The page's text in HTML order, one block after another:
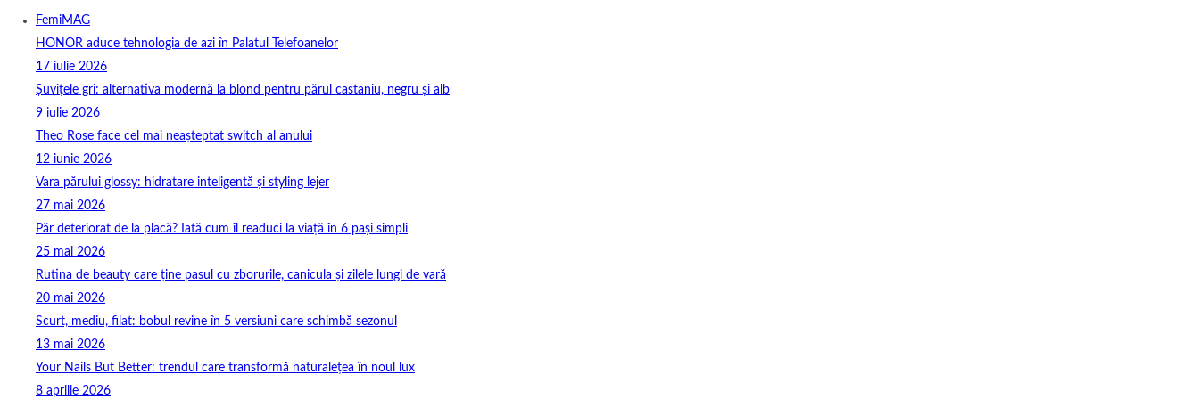
FemiMAG
HONOR aduce tehnologia de azi în Palatul Telefoanelor
17 iulie 2026
Șuvițele gri: alternativa modernă la blond pentru părul castaniu, negru și alb
9 iulie 2026
Theo Rose face cel mai neașteptat switch al anului
12 iunie 2026
Vara părului glossy: hidratare inteligentă și styling lejer
27 mai 2026
Păr deteriorat de la placă? Iată cum îl readuci la viață în 6 pași simpli
25 mai 2026
Rutina de beauty care ține pasul cu zborurile, canicula și zilele lungi de vară
20 mai 2026
Scurt, mediu, filat: bobul revine în 5 versiuni care schimbă sezonul
13 mai 2026
Your Nails But Better: trendul care transformă naturalețea în noul lux
8 aprilie 2026